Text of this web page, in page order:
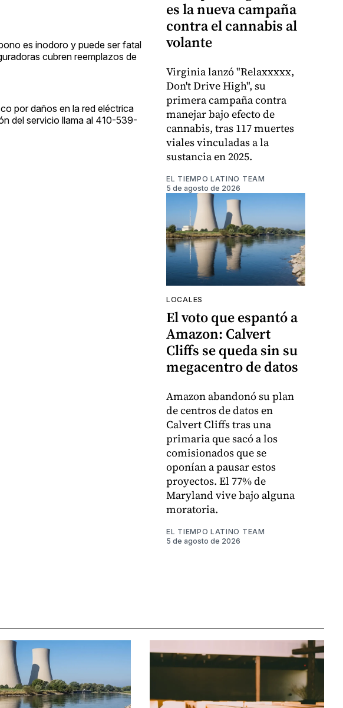
es inodoro y puede ser fatal
cubren reemplazos de
por daños en la red eléctrica
del servicio llama al 410-539-
es la nueva campaña
contra el cannabis al
volante
Virginia lanzó "Relaxxxxx,
Don't Drive High", su
primera campaña contra
manejar bajo efecto de
cannabis, tras 117 muertes
viales vinculadas a la
sustancia en 2025.
EL TIEMPO LATINO TEAM
5 de agosto de 2026
LOCALES
El voto que espantó a
Amazon: Calvert
Cliffs se queda sin su
megacentro de datos
Amazon abandonó su plan
de centros de datos en
Calvert Cliffs tras una
primaria que sacó a los
comisionados que se
oponían a pausar estos
proyectos. El 77% de
Maryland vive bajo alguna
moratoria.
EL TIEMPO LATINO TEAM
5 de agosto de 2026